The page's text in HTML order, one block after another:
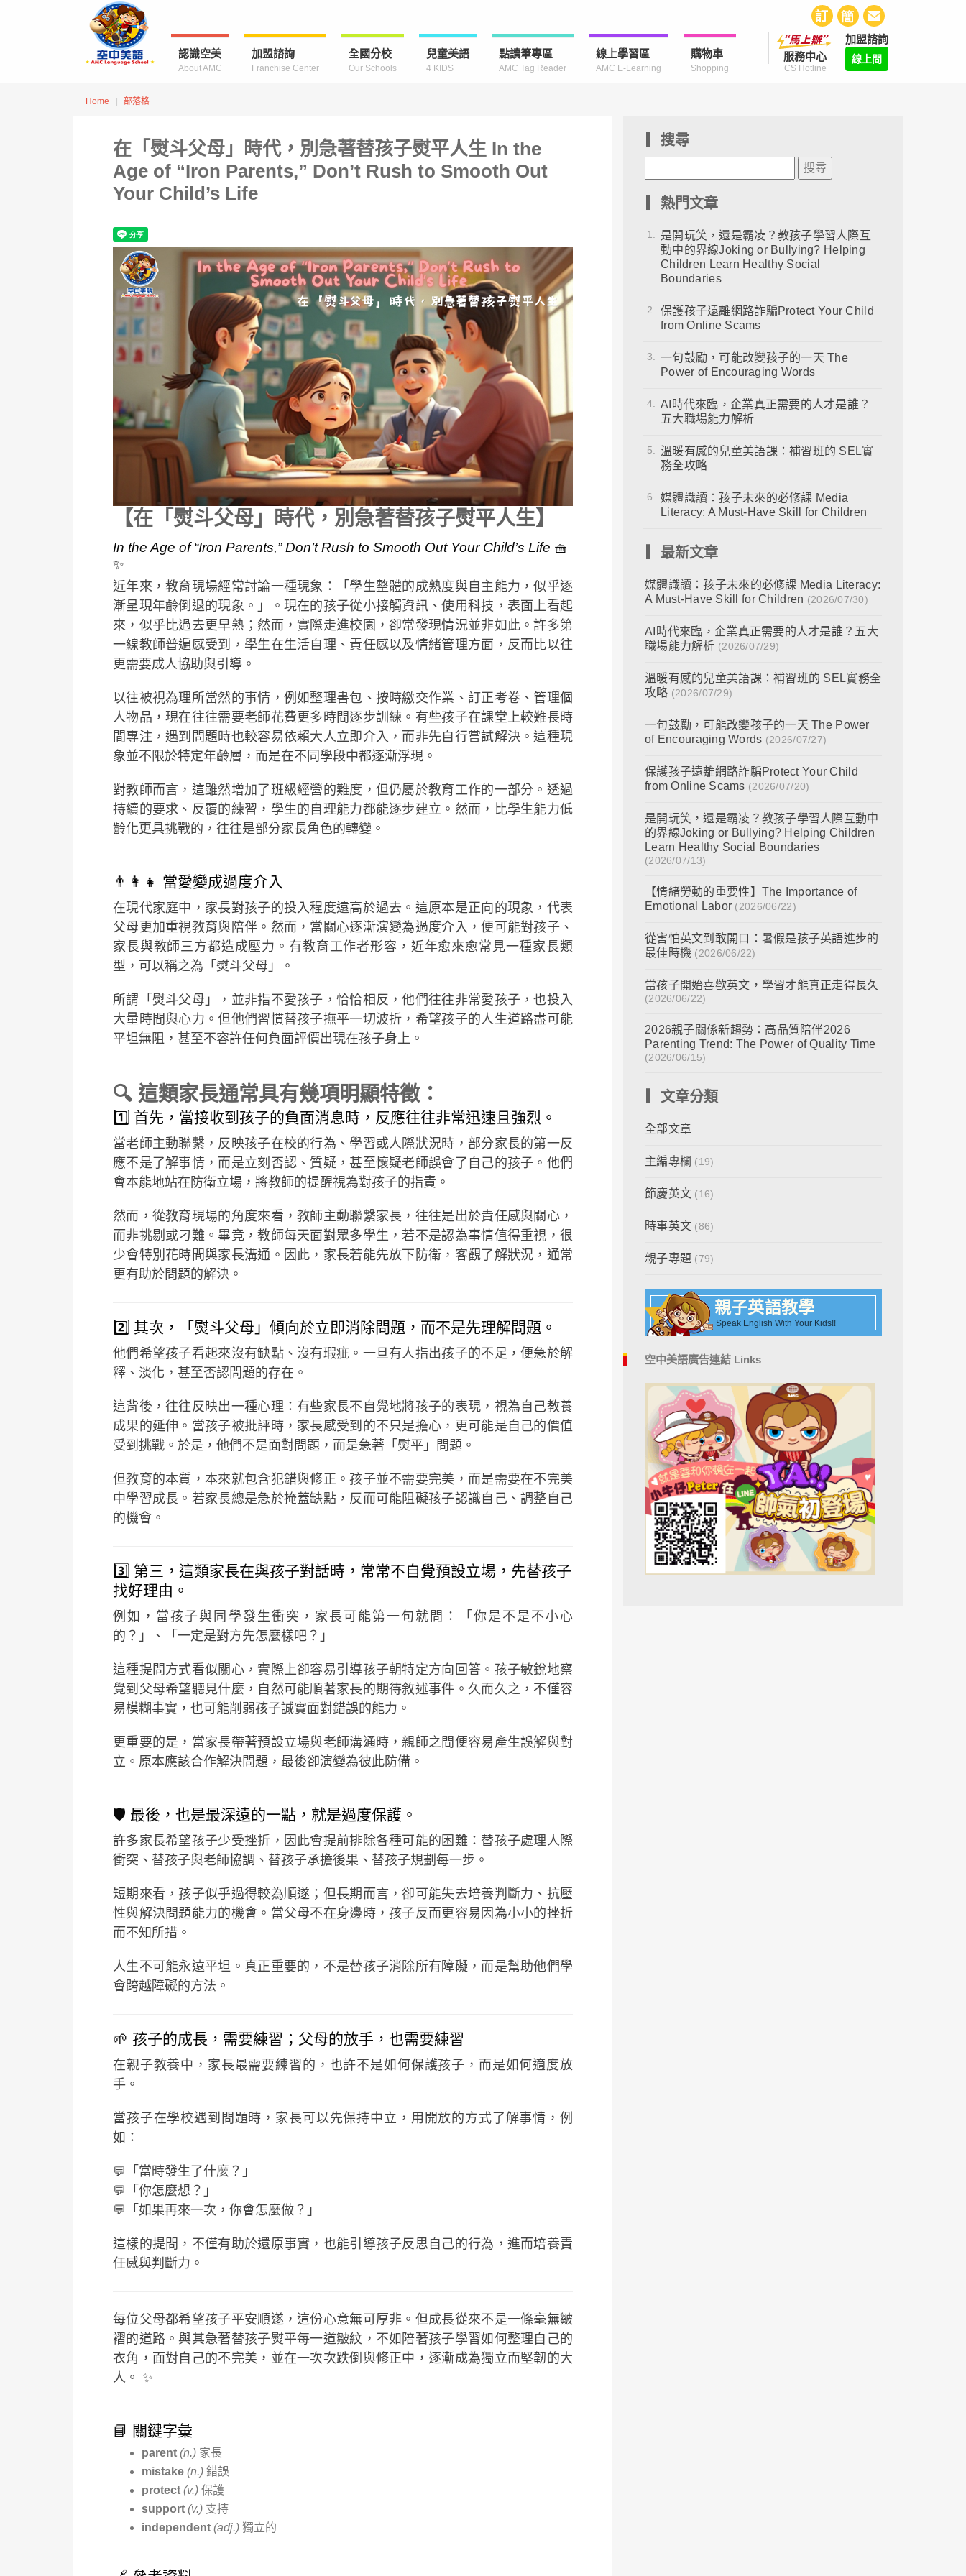
認識空美
About AMC
加盟諮詢
Franchise Center
全國分校
Our Schools
兒童美語
4 KIDS
點讀筆專區
AMC Tag Reader
線上學習區
AMC E-Learning
購物車
Shopping
服務中心
CS Hotline
加盟諮詢
線上問
Home 部落格
在「熨斗父母」時代，別急著替孩子熨平人生 In the
Age of “Iron Parents,” Don’t Rush to Smooth Out
Your Child’s Life
【在「熨斗父母」時代，別急著替孩子熨平人生】
In the Age of “Iron Parents,” Don’t Rush to Smooth Out Your Child’s Life 🧺
✨
近年來，教育現場經常討論一種現象：「學生整體的成熟度與自主能力，似乎逐
漸呈現年齡倒退的現象。」。現在的孩子從小接觸資訊、使用科技，表面上看起
來，似乎比過去更早熟；然而，實際走進校園，卻常發現情況並非如此。許多第
一線教師普遍感受到，學生在生活自理、責任感以及情緒管理方面，反而比以往
更需要成人協助與引導。
以往被視為理所當然的事情，例如整理書包、按時繳交作業、訂正考卷、管理個
人物品，現在往往需要老師花費更多時間逐步訓練。有些孩子在課堂上較難長時
間專注，遇到問題時也較容易依賴大人立即介入，而非先自行嘗試解決。這種現
象並不限於特定年齡層，而是在不同學段中都逐漸浮現。
對教師而言，這雖然增加了班級經營的難度，但仍屬於教育工作的一部分。透過
持續的要求、反覆的練習，學生的自理能力都能逐步建立。然而，比學生能力低
齡化更具挑戰的，往往是部分家長角色的轉變。
👨‍👩‍👧 當愛變成過度介入
在現代家庭中，家長對孩子的投入程度遠高於過去。這原本是正向的現象，代表
父母更加重視教育與陪伴。然而，當關心逐漸演變為過度介入，便可能對孩子、
家長與教師三方都造成壓力。有教育工作者形容，近年愈來愈常見一種家長類
型，可以稱之為「熨斗父母」。
所謂「熨斗父母」，並非指不愛孩子，恰恰相反，他們往往非常愛孩子，也投入
大量時間與心力。但他們習慣替孩子撫平一切波折，希望孩子的人生道路盡可能
平坦無阻，甚至不容許任何負面評價出現在孩子身上。
🔍 這類家長通常具有幾項明顯特徵：
1️⃣ 首先，當接收到孩子的負面消息時，反應往往非常迅速且強烈。
當老師主動聯繫，反映孩子在校的行為、學習或人際狀況時，部分家長的第一反
應不是了解事情，而是立刻否認、質疑，甚至懷疑老師誤會了自己的孩子。他們
會本能地站在防衛立場，將教師的提醒視為對孩子的指責。
然而，從教育現場的角度來看，教師主動聯繫家長，往往是出於責任感與關心，
而非挑剔或刁難。畢竟，教師每天面對眾多學生，若不是認為事情值得重視，很
少會特別花時間與家長溝通。因此，家長若能先放下防衛，客觀了解狀況，通常
更有助於問題的解決。
2️⃣ 其次，「熨斗父母」傾向於立即消除問題，而不是先理解問題。
他們希望孩子看起來沒有缺點、沒有瑕疵。一旦有人指出孩子的不足，便急於解
釋、淡化，甚至否認問題的存在。
這背後，往往反映出一種心理：有些家長不自覺地將孩子的表現，視為自己教養
成果的延伸。當孩子被批評時，家長感受到的不只是擔心，更可能是自己的價值
受到挑戰。於是，他們不是面對問題，而是急著「熨平」問題。
但教育的本質，本來就包含犯錯與修正。孩子並不需要完美，而是需要在不完美
中學習成長。若家長總是急於掩蓋缺點，反而可能阻礙孩子認識自己、調整自己
的機會。
3️⃣ 第三，這類家長在與孩子對話時，常常不自覺預設立場，先替孩子
找好理由。
例如，當孩子與同學發生衝突，家長可能第一句就問：「你是不是不小心
的？」、「一定是對方先怎麼樣吧？」
這種提問方式看似關心，實際上卻容易引導孩子朝特定方向回答。孩子敏銳地察
覺到父母希望聽見什麼，自然可能順著家長的期待敘述事件。久而久之，不僅容
易模糊事實，也可能削弱孩子誠實面對錯誤的能力。
更重要的是，當家長帶著預設立場與老師溝通時，親師之間便容易產生誤解與對
立。原本應該合作解決問題，最後卻演變為彼此防備。
🛡️ 最後，也是最深遠的一點，就是過度保護。
許多家長希望孩子少受挫折，因此會提前排除各種可能的困難：替孩子處理人際
衝突、替孩子與老師協調、替孩子承擔後果、替孩子規劃每一步。
短期來看，孩子似乎過得較為順遂；但長期而言，卻可能失去培養判斷力、抗壓
性與解決問題能力的機會。當父母不在身邊時，孩子反而更容易因為小小的挫折
而不知所措。
人生不可能永遠平坦。真正重要的，不是替孩子消除所有障礙，而是幫助他們學
會跨越障礙的方法。
🌱 孩子的成長，需要練習；父母的放手，也需要練習
在親子教養中，家長最需要練習的，也許不是如何保護孩子，而是如何適度放
手。
當孩子在學校遇到問題時，家長可以先保持中立，用開放的方式了解事情，例
如：
💬「當時發生了什麼？」
💬「你怎麼想？」
💬「如果再來一次，你會怎麼做？」
這樣的提問，不僅有助於還原事實，也能引導孩子反思自己的行為，進而培養責
任感與判斷力。
每位父母都希望孩子平安順遂，這份心意無可厚非。但成長從來不是一條毫無皺
褶的道路。與其急著替孩子熨平每一道皺紋，不如陪著孩子學習如何整理自己的
衣角，面對自己的不完美，並在一次次跌倒與修正中，逐漸成為獨立而堅韌的大
人。 ✨
📘 關鍵字彙
parent (n.) 家長
mistake (n.) 錯誤
protect (v.) 保護
support (v.) 支持
independent (adj.) 獨立的
▎搜尋
▎熱門文章
1.
是開玩笑，還是霸凌？教孩子學習人際互
動中的界線Joking or Bullying? Helping
Children Learn Healthy Social
Boundaries
2.
保護孩子遠離網路詐騙Protect Your Child
from Online Scams
3.
一句鼓勵，可能改變孩子的一天 The
Power of Encouraging Words
4.
AI時代來臨，企業真正需要的人才是誰？
五大職場能力解析
5.
溫暖有感的兒童美語課：補習班的 SEL實
務全攻略
6.
媒體識讀：孩子未來的必修課 Media
Literacy: A Must-Have Skill for Children
▎最新文章
媒體識讀：孩子未來的必修課 Media Literacy:
A Must-Have Skill for Children (2026/07/30)
AI時代來臨，企業真正需要的人才是誰？五大
職場能力解析 (2026/07/29)
溫暖有感的兒童美語課：補習班的 SEL實務全
攻略 (2026/07/29)
一句鼓勵，可能改變孩子的一天 The Power
of Encouraging Words (2026/07/27)
保護孩子遠離網路詐騙Protect Your Child
from Online Scams (2026/07/20)
是開玩笑，還是霸凌？教孩子學習人際互動中
的界線Joking or Bullying? Helping Children
Learn Healthy Social Boundaries
(2026/07/13)
【情緒勞動的重要性】The Importance of
Emotional Labor (2026/06/22)
從害怕英文到敢開口：暑假是孩子英語進步的
最佳時機 (2026/06/22)
當孩子開始喜歡英文，學習才能真正走得長久
(2026/06/22)
2026親子關係新趨勢：高品質陪伴2026
Parenting Trend: The Power of Quality Time
(2026/06/15)
▎文章分類
全部文章
主編專欄 (19)
節慶英文 (16)
時事英文 (86)
親子專題 (79)
親子英語教學
Speak English With Your Kids!!
空中美語廣告連結 Links